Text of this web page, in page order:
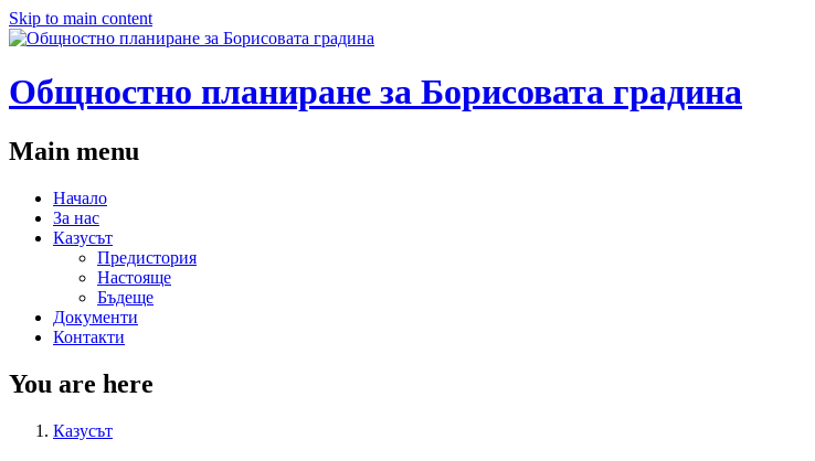
Skip to main content
Общностно планиране за Борисовата градина
Main menu
Начало
За нас
Казусът
Предистория
Настояще
Бъдеще
Документи
Контакти
You are here
Казусът